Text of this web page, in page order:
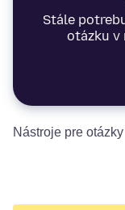
Stále
otázku v
Nástroje pre otázky